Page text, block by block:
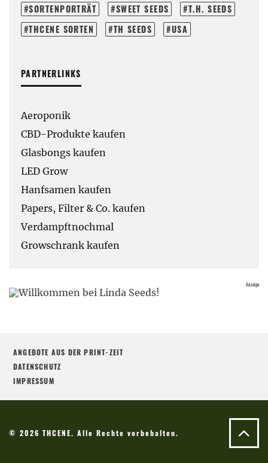
SORTENPORTRÄT
SWEET SEEDS
T.H. SEEDS
THCENE SORTEN
TH SEEDS USA
PARTNERLINKS
Aeroponik
CBD-Produkte kaufen
Glasbongs kaufen
LED Grow
Hanfsamen kaufen
Papers, Filter & Co. kaufen
Verdampftnochmal
Growschrank kaufen
ANGEBOTE AUS DER PRINT-ZEIT
DATENSCHUTZ
IMPRESSUM
© 2026 THCENE. Alle Rechte vorbehalten.